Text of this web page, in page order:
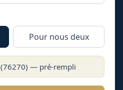
Pour nous deux
(76270) — pré-rempli